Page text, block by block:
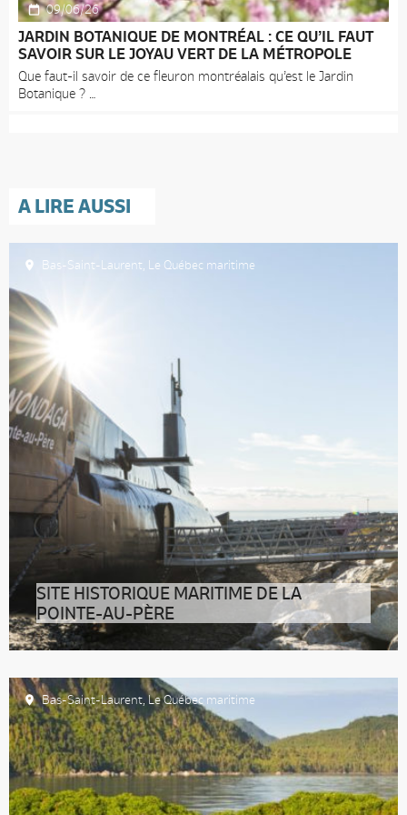
Accueil
09/06/26
JARDIN BOTANIQUE DE MONTRÉAL : CE QU’IL FAUT
SAVOIR SUR LE JOYAU VERT DE LA MÉTROPOLE
Que faut-il savoir de ce fleuron montréalais qu’est le Jardin
Botanique ?
A LIRE AUSSI
Bas-Saint-Laurent Le Québec maritime
SITE HISTORIQUE MARITIME DE LA
POINTE-AU-PÈRE
Légèrement en aval du centre-ville de Rimouski, le Site
historique maritime de
Bas-Saint-Laurent Le Québec maritime